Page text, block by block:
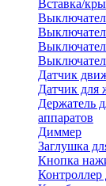
Вставка/
Датчик
Датчик для
Держатель
аппаратов
Диммер
Заглушка
Кнопка
Контроллер